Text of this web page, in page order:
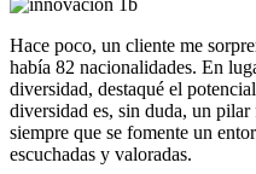
Hace poco, un cliente me
había 82 nacionalidades. En
diversidad, destaqué el
diversidad es, sin duda, un
siempre que se fomente un
escuchadas y valoradas.